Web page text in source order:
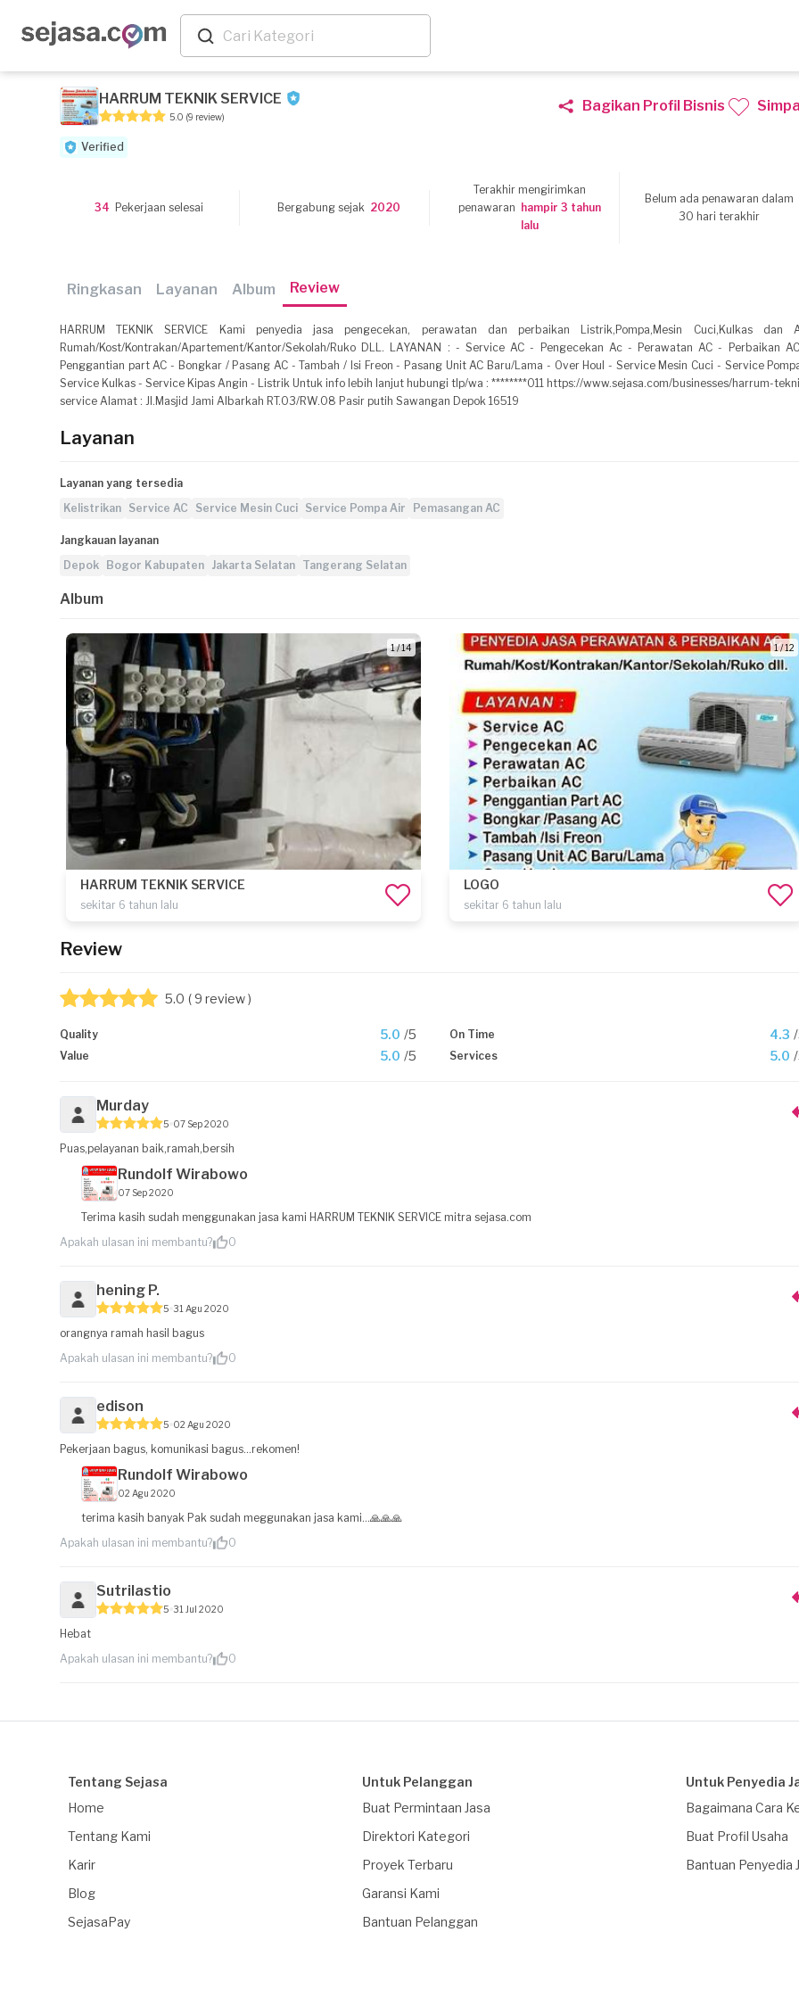
HARRUM TEKNIK SERVICE
5.0 (9 review)
Bagikan Profil Bisnis
Verified
34 Pekerjaan selesai Bergabung sejak 2020
Terakhir mengirimkan
penawaran hampir 3 tahun
lalu
Belum ada penawaran dalam
30 hari terakhir
Ringkasan Layanan Album Review
HARRUM TEKNIK SERVICE Kami penyedia jasa pengecekan, perawatan dan perbaikan Listrik,Pompa,Mesin Cuci,Kulkas dan
Rumah/Kost/Kontrakan/Apartement/Kantor/Sekolah/Ruko DLL. LAYANAN : - Service AC - Pengecekan Ac - Perawatan AC - Perbaikan
Penggantian part AC - Bongkar / Pasang AC - Tambah / Isi Freon - Pasang Unit AC Baru/Lama - Over Houl - Service Mesin Cuci - Service
Service Kulkas - Service Kipas Angin - Listrik Untuk info lebih lanjut hubungi tlp/wa : ********011 https://www.sejasa.com/businesses/harrum-
service Alamat : Jl.Masjid Jami Albarkah RT.03/RW.08 Pasir putih Sawangan Depok 16519
Layanan
Layanan yang tersedia
Kelistrikan Service AC Service Mesin Cuci Service Pompa Air Pemasangan AC
Jangkauan layanan
Depok
Bogor Kabupaten Jakarta Selatan Tangerang Selatan
Album
1 / 14
HARRUM TEKNIK SERVICE
sekitar 6 tahun lalu
1 / 12
LOGO
sekitar 6 tahun lalu
Review
5.0 ( 9 review )
Quality 5.0 /5 On Time 4.3
Value 5.0 /5 Services 5.0
Murday
5 07 Sep 2020
Puas,pelayanan baik,ramah,bersih
Rundolf Wirabowo
07 Sep 2020
Terima kasih sudah menggunakan jasa kami HARRUM TEKNIK SERVICE mitra sejasa.com
Apakah ulasan ini membantu?
0
hening P.
5 31 Agu 2020
orangnya ramah hasil bagus
Apakah ulasan ini membantu?
0
edison
5 02 Agu 2020
Pekerjaan bagus, komunikasi bagus...rekomen!
Rundolf Wirabowo
02 Agu 2020
terima kasih banyak Pak sudah meggunakan jasa kami...🙏🙏🙏
Apakah ulasan ini membantu?
0
Sutrilastio
5 31 Jul 2020
Hebat
Apakah ulasan ini membantu?
0
Tentang Sejasa
Home
Tentang Kami
Karir
Blog
SejasaPay
Untuk Pelanggan
Buat Permintaan Jasa
Direktori Kategori
Proyek Terbaru
Garansi Kami
Bantuan Pelanggan
Untuk Penyedia
Bagaimana Cara
Buat Profil Usaha
Bantuan Penyedia